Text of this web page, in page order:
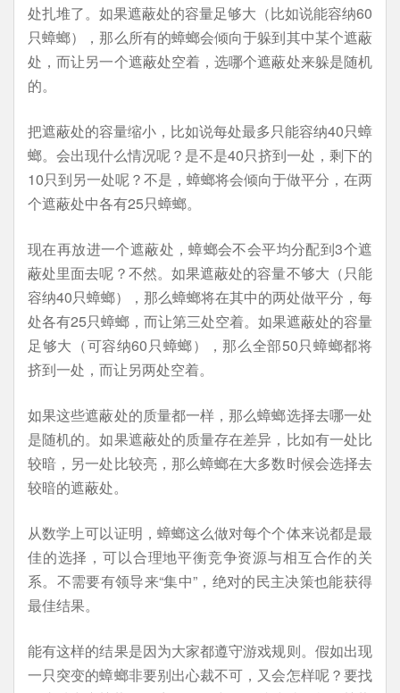
处扎堆了。如果遮蔽处的容量足够大（比如说能容纳60
只蟑螂），那么所有的蟑螂会倾向于躲到其中某个遮蔽
处，而让另一个遮蔽处空着，选哪个遮蔽处来躲是随机
的。
把遮蔽处的容量缩小，比如说每处最多只能容纳40只蟑
螂。会出现什么情况呢？是不是40只挤到一处，剩下的
10只到另一处呢？不是，蟑螂将会倾向于做平分，在两
个遮蔽处中各有25只蟑螂。
现在再放进一个遮蔽处，蟑螂会不会平均分配到3个遮
蔽处里面去呢？不然。如果遮蔽处的容量不够大（只能
容纳40只蟑螂），那么蟑螂将在其中的两处做平分，每
处各有25只蟑螂，而让第三处空着。如果遮蔽处的容量
足够大（可容纳60只蟑螂），那么全部50只蟑螂都将
挤到一处，而让另两处空着。
如果这些遮蔽处的质量都一样，那么蟑螂选择去哪一处
是随机的。如果遮蔽处的质量存在差异，比如有一处比
较暗，另一处比较亮，那么蟑螂在大多数时候会选择去
较暗的遮蔽处。
从数学上可以证明，蟑螂这么做对每个个体来说都是最
佳的选择，可以合理地平衡竞争资源与相互合作的关
系。不需要有领导来“集中”，绝对的民主决策也能获得
最佳结果。
能有这样的结果是因为大家都遵守游戏规则。假如出现
一只突变的蟑螂非要别出心裁不可，又会怎样呢？要找